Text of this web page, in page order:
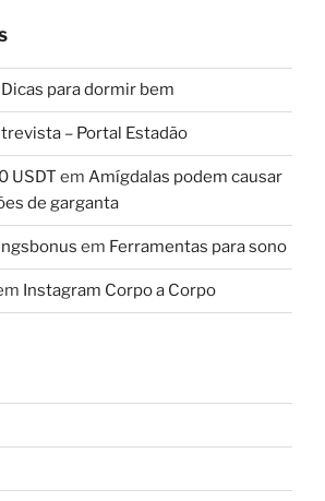
Dicas para dormir bem
– Portal Estadão
USDT em Amígdalas podem causar
de garganta
em Ferramentas para sono
Instagram Corpo a Corpo